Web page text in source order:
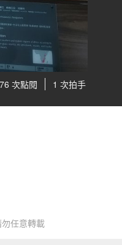
76 次點閱 1 次拍手
任意轉載